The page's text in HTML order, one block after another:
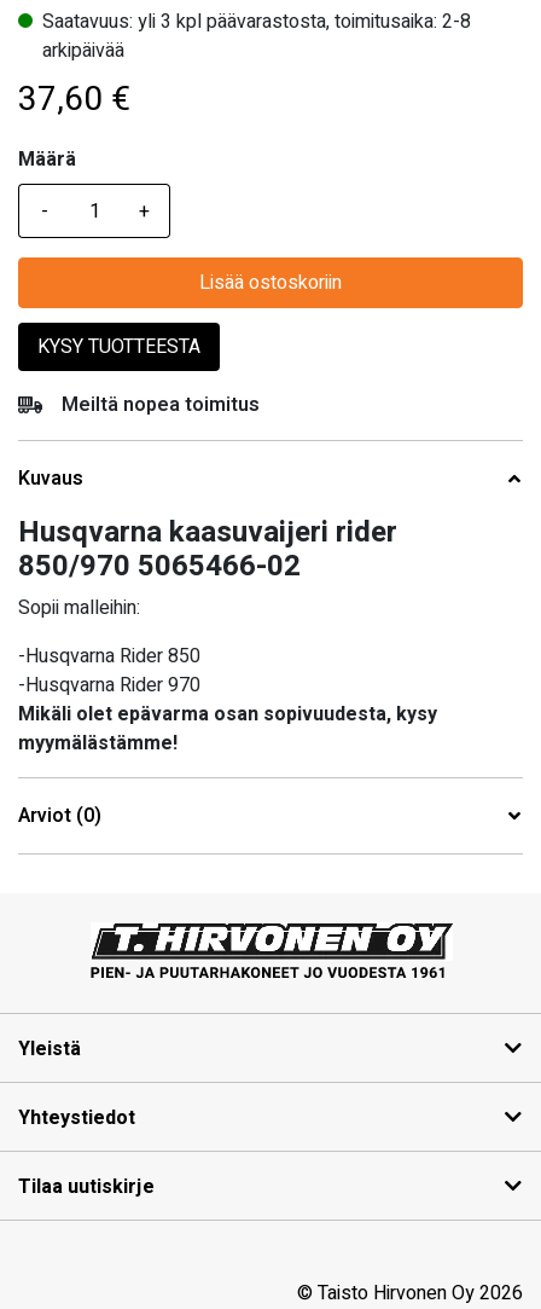
Saatavuus: yli 3 kpl päävarastosta, toimitusaika: 2-8
arkipäivää
37,60 €
Määrä
Määrä
Lisää ostoskoriin
KYSY TUOTTEESTA
Meiltä nopea toimitus
Kuvaus
Husqvarna kaasuvaijeri rider
850/970 5065466-02
Sopii malleihin:
-Husqvarna Rider 850
-Husqvarna Rider 970
Mikäli olet epävarma osan sopivuudesta, kysy
myymälästämme!
Arviot (0)
Yleistä
Yhteystiedot
Tilaa uutiskirje
© Taisto Hirvonen Oy 2026